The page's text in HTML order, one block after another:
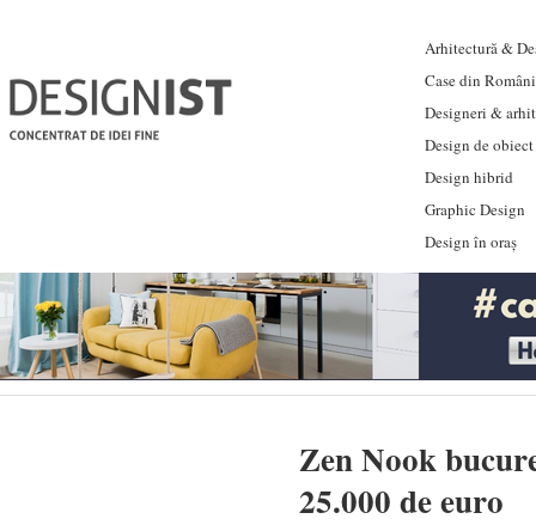
Arhitectură &
Case din
Designeri &
Design de obiect
Design hibrid
Graphic Design
Design în oraș
Zen Nook
25.000 de euro